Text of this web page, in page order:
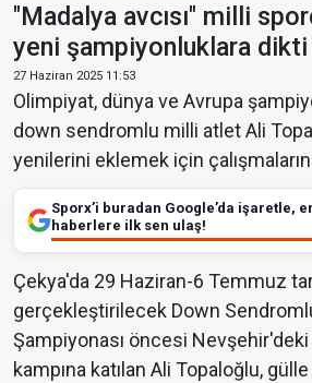
"Madalya avcısı" milli
yeni şampiyonluklara dikti
27 Haziran 2025 11:53
Olimpiyat, dünya ve Avrupa
down sendromlu milli atlet Ali
yenilerini eklemek için
Sporx’i buradan Google’da işaretle,
haberlere ilk sen ulaş!
Çekya'da 29 Haziran-6 Temmuz
gerçekleştirilecek Down
Şampiyonası öncesi Nevşehir'deki
kampına katılan Ali Topaloğlu,